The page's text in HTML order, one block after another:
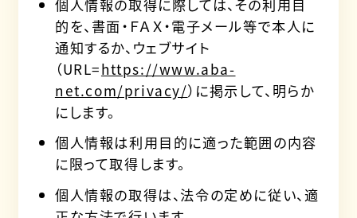
個人情報の取得に際しては、その利用目
的を、書面・ＦＡＸ・電子メール等で本人に
通知するか、ウェブサイト
（URL=https://www.aba-
net.com/privacy/）に掲示して、明らか
にします。
個人情報は利用目的に適った範囲の内容
に限って取得します。
個人情報の取得は、法令の定めに従い、適